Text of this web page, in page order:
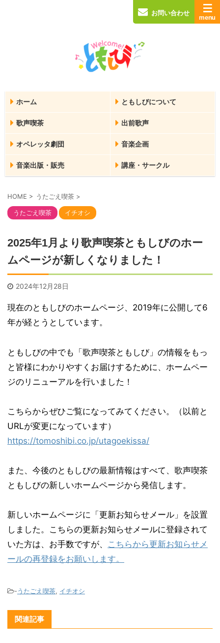
お問い合わせ
ホーム ともしびについて
歌声喫茶 出前歌声
オペレッタ劇団 音楽企画
音楽出版・販売 講座・サークル
HOME > うたごえ喫茶 >
うたごえ喫茶 イチオシ
2025年1月より歌声喫茶ともしびのホー
ムページが新しくなりました！
2024年12月28日
現在のともしびのホームページ、2019年に公開して6
年が経とうとしています。
ともしびの中でも「歌声喫茶ともしび」の情報をもっ
と皆様にわかりやすくお届けするために、ホームペー
ジのリニューアルを行いました！
こちらからぜひご覧になってみてください。（以前と
URLが変更になっています）
https://tomoshibi.co.jp/utagoekissa/
また、今後のともしびの最新情報はすべて、歌声喫茶
ともしびの新しいホームページから発信します。
新しいホームページに「更新お知らせメール」を設置
しました。こちらの更新お知らせメールに登録されて
いた方は、お手数ですが、 こちらから更新お知らせメ
ールの再登録をお願いします。
-うたごえ喫茶, イチオシ
関連記事